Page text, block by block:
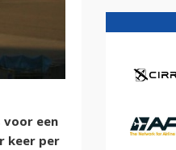
voor een
keer per